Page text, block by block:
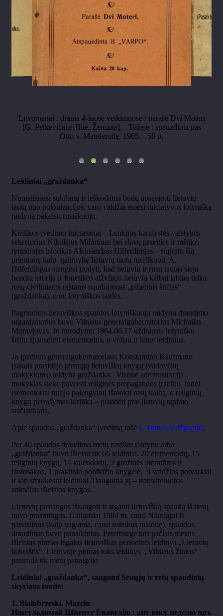
Litvomanai : drama 4-iuose veikimuose / parašė Dvi Moteri
[G. Petkevičaitė-Bitė, Žemaitė]. - Tilžėje : spauzdinta pas
Otto v. Mauderodę, 1905. - 58 p.
Leidiniai „graždanka“
Numalšinusi sukilimą ir ieškodama būdų apsaugoti lietuvių
tautą nuo polonizacijos, caro valdžia ėmėsi iniciatyvos lotynišką
raidyną pakeisti rusiškuoju.
Kirilikos įvedimo iniciatoriai – Lenkijos karalystės valstybės
sekretorius Nikolajus Miliutinas bei slavų praeities ir raštijos
tyrinėtojas istorikas Aleksandras Hilferdingas – suprato šią
priemonę kaip galimybę lietuvių tautą rusifikuoti. A.
Hilferdingas stengėsi įrodyti, kad lietuvių ir rusų tautas sieja
bendra istorija ir fonetikos atžvilgiu lietuvių kalbai labiau tinka
rusų civiliniams raštams naudojamas „pilietinis šriftas“
(graždanka), o ne lotyniškos raidės.
Pagrindinis lietuviškos spaudos lotyniškuoju raidynu draudimo
organizatorius buvo Vilniaus generalgubernatorius Michailas
Muravjovas. Jo nurodymu 1864.06.17 uždrausta lotynišku
šriftu spausdinti elementorius, o vėliau ir kitus leidinius.
Jo įpėdinio generalgubernatoriaus Konstantino Kaufmano
įsakais prasidėjo pirmųjų lietuviškų knygų (vadovėlių
mokykloms) leidyba graždanka. Vietinė administracija
mokyklas siekė paversti religinės propagandos įrankiu, todėl
elementoriai turėjo palengvinti išmokti rusų kalbą, o religinių
knygų perrašymas kirilika – prisidėti prie lietuvių tapimo
stačiatikiais.
Apie spaudos „graždanka“ įvedimą rašė J. Tumas-Vaižgantas.
Per 40 spaudos draudimo metų rusišku raidynu arba
„graždanka” buvo išleisti tik 66 leidiniai: 20 elementorių, 15
religinių knygų, 14 kalendorių, 7 grožinės literatūros ir
tautosakos, 1 praktinio pobūdžio knygelė, 9 valdžios potvarkiai
ir kiti smulkesni leidiniai. Dauguma jų – transliteruotos
anksčiau išleistos knygos.
Lietuvių pastangos išsaugoti ir atgauti lietuvišką spaudą iš tiesų
buvo prasmingos. Galiausiai 1904 m. carui Nikolajui II
patvirtinus (kaip teigiama, carui suteikus malonę), spaudos
draudimas buvo panaikintas. Peterburge tais pačiais metais
išleistas pirmas legalus lietuviškas periodinis leidinys „Lietuvių
laikraštis“. Lietuvoje pirmas toks leidinys „Vilniaus žinios“
pasirodė tik metų pabaigoje.
Leidiniai „graždanka“, saugomi Senųjų ir retų spaudinių
skyriaus fonde:
1. Białobrzeski, Marcin
Ишгульдимай Швенту Еванелiю : ант вису неделю иръ